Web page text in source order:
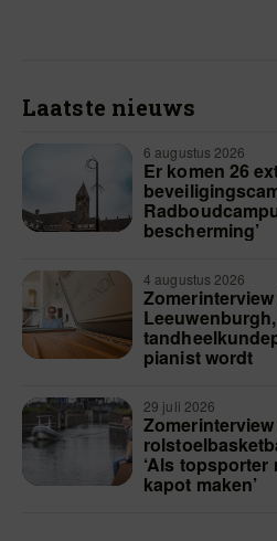
Laatste nieuws
6 augustus 2026
Er komen 26
bescherming’
4 augustus 2026
pianist wordt
29 juli 2026
Zomerinterview
‘Als
kapot maken’